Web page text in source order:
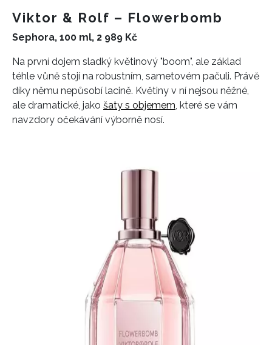
Viktor & Rolf – Flowerbomb
Sephora, 100 ml, 2 989 Kč
Na první dojem sladký květinový "boom", ale základ
téhle vůně stojí na robustním, sametovém pačuli. Právě
díky němu nepůsobí lacině. Květiny v ní nejsou něžné,
ale dramatické, jako šaty s objemem , které se vám
navzdory očekávání výborně nosí.